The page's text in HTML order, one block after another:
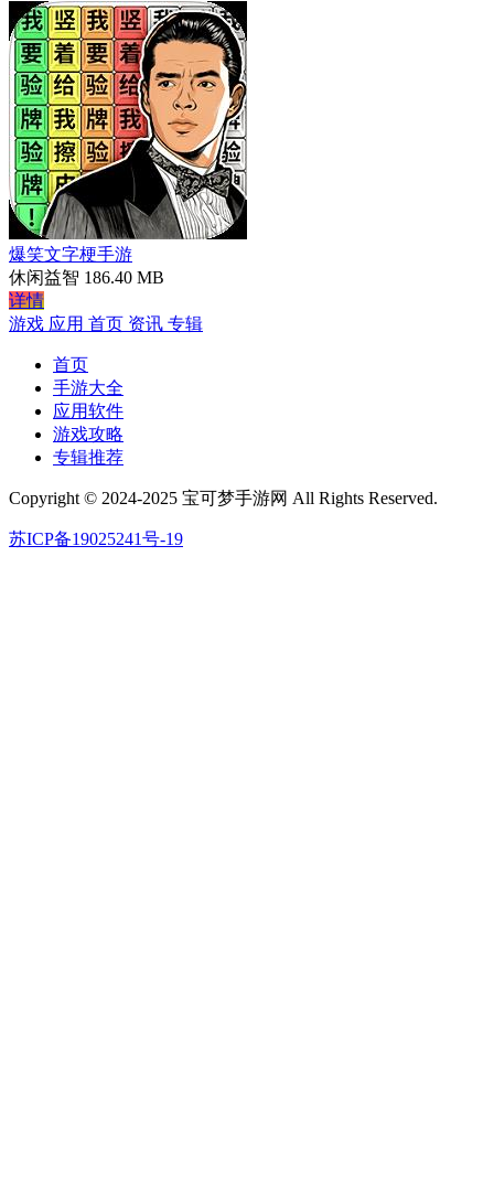
爆笑文字梗手游
休闲益智 186.40 MB
详情
游戏 应用 首页 资讯 专辑
首页
手游大全
应用软件
游戏攻略
专辑推荐
Copyright © 2024-2025 宝可梦手游网 All Rights Reserved.
苏ICP备19025241号-19